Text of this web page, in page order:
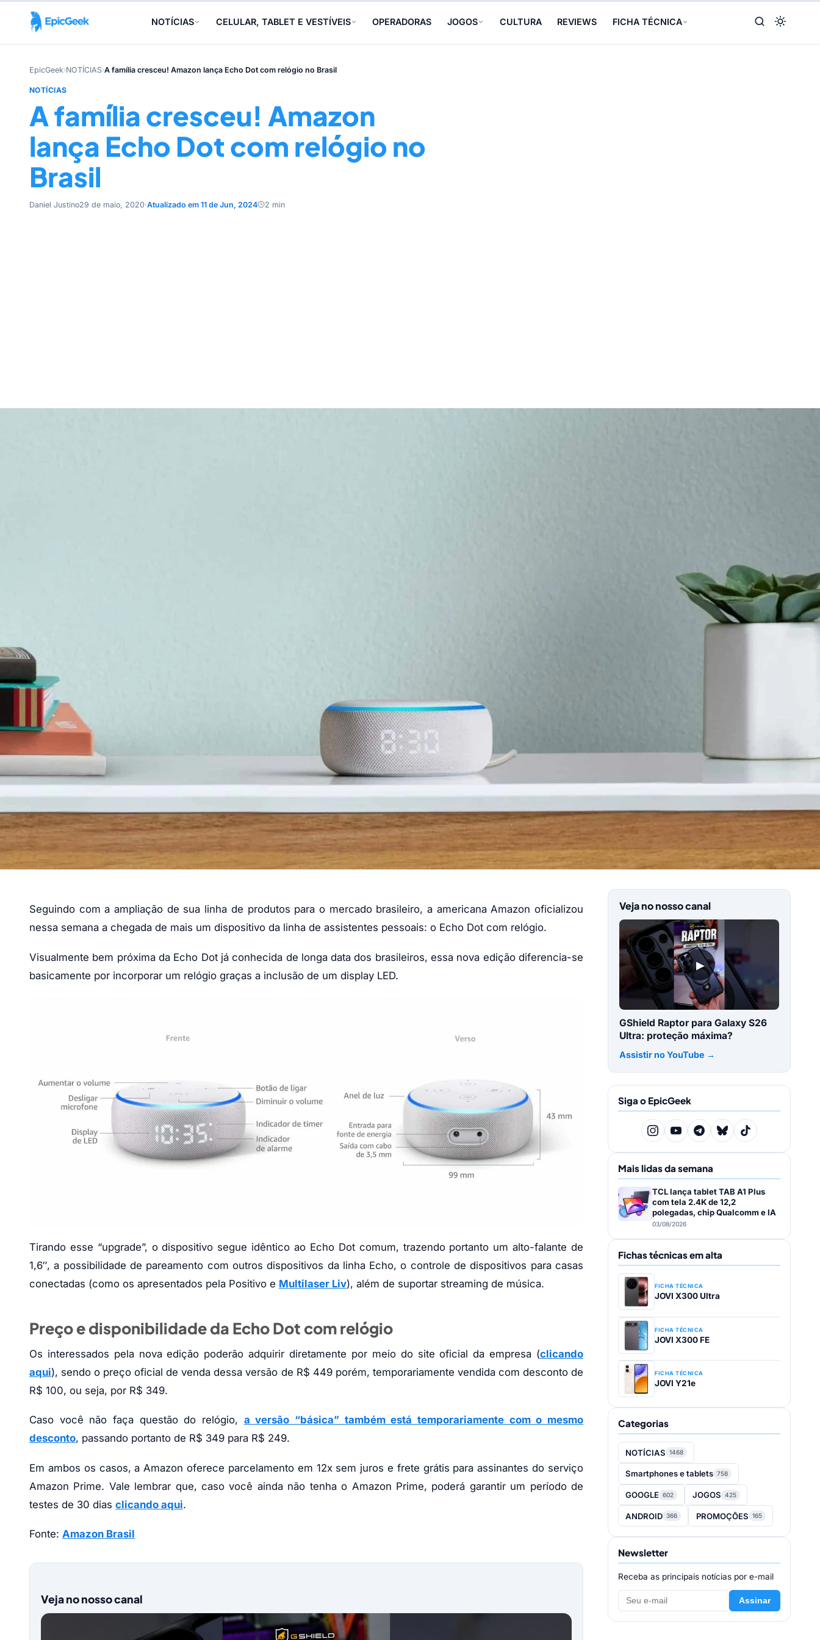
NOTÍCIAS CELULAR, TABLET E VESTÍVEIS OPERADORAS JOGOS CULTURA REVIEWS FICHA TÉCNICA
EpicGeek›NOTÍCIAS›A família cresceu! Amazon lança Echo Dot com relógio no Brasil
NOTÍCIAS
A família cresceu! Amazon
lança Echo Dot com relógio no
Brasil
Daniel Justino29 de maio, 2020·Atualizado em 11 de Jun, 2024 2 min
Seguindo com a ampliação de sua linha de produtos para o mercado brasileiro, a americana Amazon oficializou
nessa semana a chegada de mais um dispositivo da linha de assistentes pessoais: o Echo Dot com relógio.
Visualmente bem próxima da Echo Dot já conhecida de longa data dos brasileiros, essa nova edição diferencia-se
basicamente por incorporar um relógio graças a inclusão de um display LED.
Tirando esse “upgrade”, o dispositivo segue idêntico ao Echo Dot comum, trazendo portanto um alto-falante de
1,6″, a possibilidade de pareamento com outros dispositivos da linha Echo, o controle de dispositivos para casas
conectadas (como os apresentados pela Positivo e Multilaser Liv), além de suportar streaming de música.
Preço e disponibilidade da Echo Dot com relógio
Os interessados pela nova edição poderão adquirir diretamente por meio do site oficial da empresa (clicando
aqui), sendo o preço oficial de venda dessa versão de R$ 449 porém, temporariamente vendida com desconto de
R$ 100, ou seja, por R$ 349.
Caso você não faça questão do relógio, a versão “básica” também está temporariamente com o mesmo
desconto, passando portanto de R$ 349 para R$ 249.
Em ambos os casos, a Amazon oferece parcelamento em 12x sem juros e frete grátis para assinantes do serviço
Amazon Prime. Vale lembrar que, caso você ainda não tenha o Amazon Prime, poderá garantir um período de
testes de 30 dias clicando aqui.
Fonte: Amazon Brasil
Veja no nosso canal
Veja no nosso canal
▶
GShield Raptor para Galaxy S26
Ultra: proteção máxima?
Assistir no YouTube →
Siga o EpicGeek
Mais lidas da semana
TCL lança tablet TAB A1 Plus
com tela 2.4K de 12,2
polegadas, chip Qualcomm e IA
03/08/2026
Fichas técnicas em alta
FICHA TÉCNICA
JOVI X300 Ultra
FICHA TÉCNICA
JOVI X300 FE
FICHA TÉCNICA
JOVI Y21e
Categorias
NOTÍCIAS 1468
Smartphones e tablets 758
GOOGLE 602 JOGOS 425
ANDROID 366 PROMOÇÕES 165
Newsletter
Receba as principais notícias por e-mail
Assinar